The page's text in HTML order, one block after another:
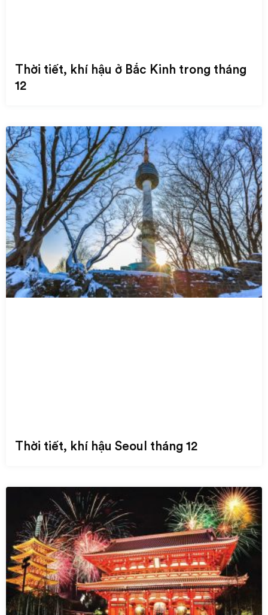
Thời tiết, khí hậu ở Bắc Kinh trong tháng
12
Thời tiết, khí hậu Seoul tháng 12